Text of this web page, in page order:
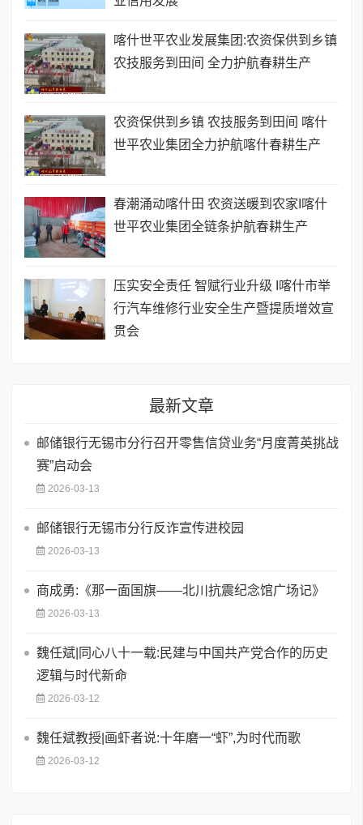
喀什世平农业发展集团:农资保供到乡镇
农技服务到田间 全力护航春耕生产
农资保供到乡镇 农技服务到田间 喀什
世平农业集团全力护航喀什春耕生产
春潮涌动喀什田 农资送暖到农家I喀什
世平农业集团全链条护航春耕生产
压实安全责任 智赋行业升级 I喀什市举
行汽车维修行业安全生产暨提质增效宣
贯会
最新文章
邮储银行无锡市分行召开零售信贷业务“月度菁英挑战
赛”启动会
2026-03-13
邮储银行无锡市分行反诈宣传进校园
2026-03-13
商成勇:《那一面国旗——北川抗震纪念馆广场记》
2026-03-13
魏任斌|同心八十一载:民建与中国共产党合作的历史
逻辑与时代新命
2026-03-12
魏任斌教授|画虾者说:十年磨一“虾”,为时代而歌
2026-03-12